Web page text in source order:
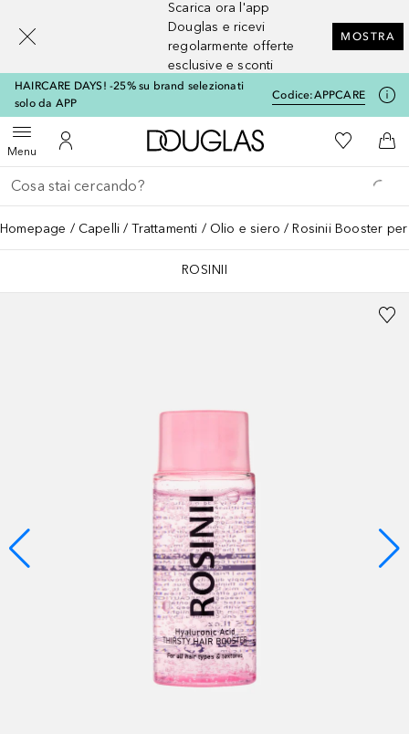
Scarica ora l'app
Douglas e ricevi
regolarmente offerte
esclusive e sconti
MOSTRA
HAIRCARE DAYS! -25% su brand selezionati
solo da APP
Codice:APPCARE
MenuApri menuAl Mio Account
A Douglas HomeAlla Mia
Al
Torna indietro
Esegui ricerca
Homepage Capelli Trattamenti Olio e siero Rosinii Booster
ROSINII
[navigation.slideout.screenreader]